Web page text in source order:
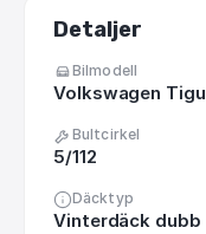
Detaljer
Bilmodell
Volkswagen
Bultcirkel
5/112
Däcktyp
Vinterdäck dubb